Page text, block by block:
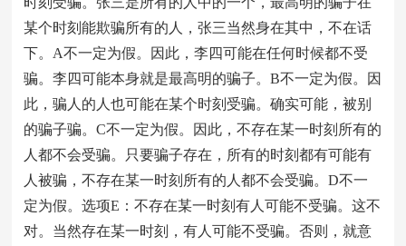
某个时刻能欺骗所有的人，张三当然身在其中，不在话
下。A不一定为假。因此，李四可能在任何时候都不受
骗。李四可能本身就是最高明的骗子。B不一定为假。因
此，骗人的人也可能在某个时刻受骗。确实可能，被别
的骗子骗。C不一定为假。因此，不存在某一时刻所有的
人都不会受骗。只要骗子存在，所有的时刻都有可能有
人被骗，不存在某一时刻所有的人都不会受骗。D不一
定为假。选项E：不存在某一时刻有人可能不受骗。这不
对。当然存在某一时刻，有人可能不受骗。否则，就意